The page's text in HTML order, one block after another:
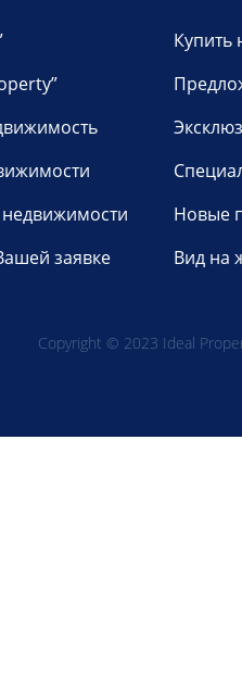
заявке
Купить
Новые
Вид на
Copyright © 2023 Ideal